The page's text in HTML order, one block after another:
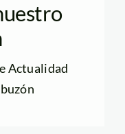
Actualidad